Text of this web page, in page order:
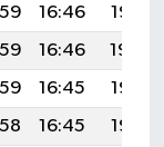
16:46
19:55
16:46
19:54
16:45
19:53
16:45
19:52